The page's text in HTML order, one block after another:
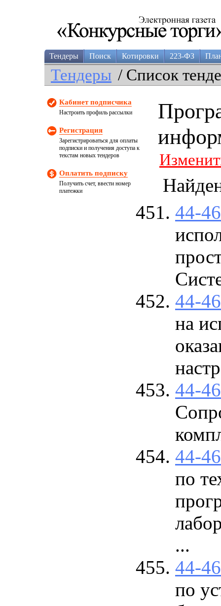
Тендеры Поиск Котировки 223-ФЗ
Тендеры / Список
Кабинет подписчика
Настроить профиль рассылки
Регистрация
Зарегистрироваться для оплаты
подписки и получения доступа к
текстам новых тендеров
Оплатить подписку
Получить счет, ввести номер
платежки
44-
44-
на
44-
44-
по
...
44-
по